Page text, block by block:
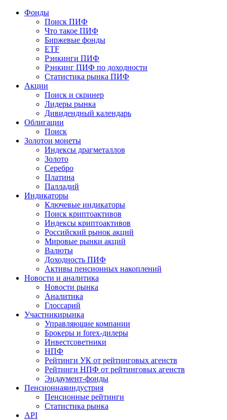
Фонды
Поиск ПИФ
Что такое ПИФ
Биржевые фонды
ETF
Рэнкинги ПИФ
Рэнкинг ПИФ по доходности
Статистика рынка ПИФ
Акции
Поиск и скринер
Лидеры рынка
Дивидендный календарь
Облигации
Поиск
Золотои монеты
Индексы драгметаллов
Золото
Серебро
Платина
Палладий
Индикаторы
Ключевые индикаторы
Поиск криптоактивов
Индексы криптоактивов
Российский рынок акций
Мировые рынки акций
Валюты
Доходность ПИФ
Активы пенсионных накоплений
Новости и аналитика
Новости рынка
Аналитика
Глоссарий
Участникирынка
Управляющие компании
Брокеры и forex-дилеры
Инвестсоветники
НПФ
Рейтинги УК от рейтинговых агенств
Рейтинги НПФ от рейтинговых агенств
Эндаумент-фонды
Пенсионнаяиндустрия
Пенсионные рейтинги
Статистика рынка
API